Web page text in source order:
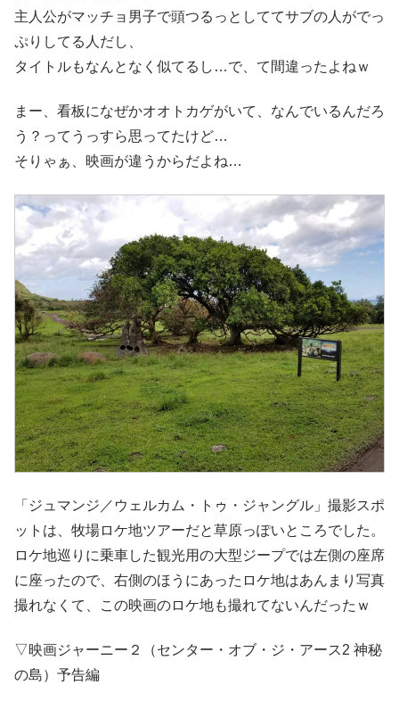
主人公がマッチョ男子で頭つるっとしててサブの人がでっ
ぷりしてる人だし、
タイトルもなんとなく似てるし…で、て間違ったよねｗ
まー、看板になぜかオオトカゲがいて、なんでいるんだろ
う？ってうっすら思ってたけど…
そりゃぁ、映画が違うからだよね…
「ジュマンジ／ウェルカム・トゥ・ジャングル」撮影スポ
ットは、牧場ロケ地ツアーだと草原っぽいところでした。
ロケ地巡りに乗車した観光用の大型ジープでは左側の座席
に座ったので、右側のほうにあったロケ地はあんまり写真
撮れなくて、この映画のロケ地も撮れてないんだったｗ
▽映画ジャーニー２（センター・オブ・ジ・アース2 神秘
の島）予告編